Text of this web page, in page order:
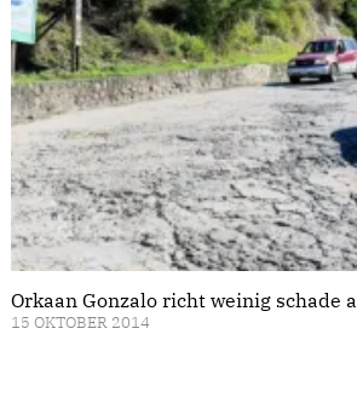
Orkaan Gonzalo richt weinig schade
15 OKTOBER 2014